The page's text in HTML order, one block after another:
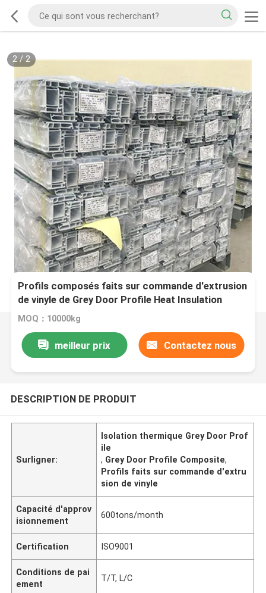
2/2
Profils composés faits sur commande d'extrusion
de vinyle de Grey Door Profile Heat Insulation
MOQ：10000kg
meilleur prix Contactez nous
DESCRIPTION DE PRODUIT
Surligner:
Isolation thermique Grey Door Prof
ile
, Grey Door Profile Composite,
Profils faits sur commande d'extru
sion de vinyle
Capacité d'approv
isionnement
600tons/month
Certification ISO9001
Conditions de pai
ement
T/T, L/C